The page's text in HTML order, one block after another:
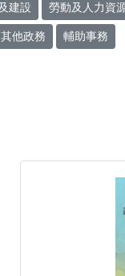
建設 勞動及人力資
其他政務 輔助事務